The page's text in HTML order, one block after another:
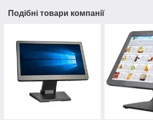
Подібні товари компанії